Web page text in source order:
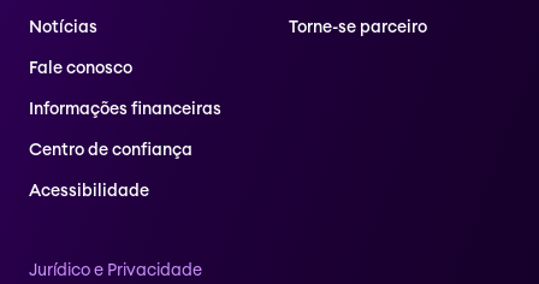
Notícias
Fale conosco
Informações financeiras
Centro de confiança
Acessibilidade
Torne-se parceiro
Jurídico e Privacidade